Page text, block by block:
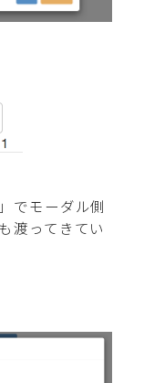
でモーダル側
渡ってきてい